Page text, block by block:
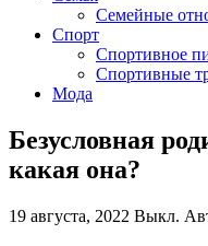
Семейные
Спорт
Спортивное
Спортивные
Мода
Безусловная
какая она?
19 августа, 2022 Выкл.